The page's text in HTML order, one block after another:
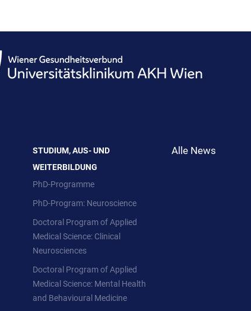
STUDIUM, AUS- UND
WEITERBILDUNG
PhD-Programme
PhD-Program: Neuroscience
Doctoral Program of Applied
Medical Science: Clinical
Neurosciences
Doctoral Program of Applied
Medical Science: Mental Health
and Behavioural Medicine
Alle News